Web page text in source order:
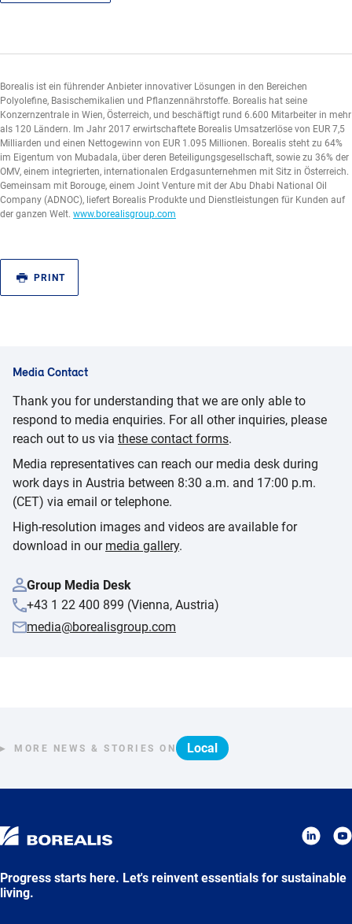
Borealis ist ein führender Anbieter innovativer Lösungen in den Bereichen
Polyolefine, Basischemikalien und Pflanzennährstoffe. Borealis hat seine
Konzernzentrale in Wien, Österreich, und beschäftigt rund 6.600 Mitarbeiter in mehr
als 120 Ländern. Im Jahr 2017 erwirtschaftete Borealis Umsatzerlöse von EUR 7,5
Milliarden und einen Nettogewinn von EUR 1.095 Millionen. Borealis steht zu 64%
im Eigentum von Mubadala, über deren Beteiligungsgesellschaft, sowie zu 36% der
OMV, einem integrierten, internationalen Erdgasunternehmen mit Sitz in Österreich.
Gemeinsam mit Borouge, einem Joint Venture mit der Abu Dhabi National Oil
Company (ADNOC), liefert Borealis Produkte und Dienstleistungen für Kunden auf
der ganzen Welt. www.borealisgroup.com
PRINT
Media Contact
Thank you for understanding that we are only able to
respond to media enquiries. For all other inquiries, please
reach out to us via these contact forms.
Media representatives can reach our media desk during
work days in Austria between 8:30 a.m. and 17:00 p.m.
(CET) via email or telephone.
High-resolution images and videos are available for
download in our media gallery.
Group Media Desk
+43 1 22 400 899 (Vienna, Austria)
media@borealisgroup.com
MORE NEWS & STORIES ON Local
Progress starts here. Let's reinvent essentials for sustainable
living.